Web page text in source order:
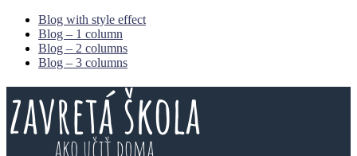
Blog with style effect
Blog – 1 column
Blog – 2 columns
Blog – 3 columns